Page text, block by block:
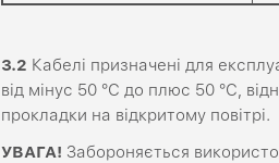
3.2 Кабелі призначені для
від мінус 50 °С до плюс 50 °С,
прокладки на відкритому повітрі.
УВАГА! Забороняється